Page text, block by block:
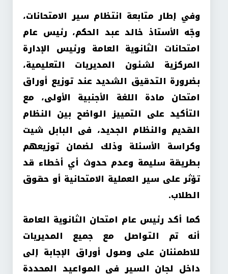
وفي إطار متابعة انتظام سير الامتحانات،
وجّه الأستاذ خالد عبد الحكم، رئيس عام
امتحانات الثانوية العامة ورئيس الإدارة
المركزية لشئون المديريات التعليمية،
بضرورة التدقيق الشديد عند توزيع أوراق
امتحان مادة اللغة الأجنبية الأولى، مع
التأكيد على التمييز الواضح بين النظام
القديم والنظام الجديد، فى البابل شيت
وكراسة الأسئلة وذلك لضمان توزيعهم
بطريقة سليمة وعدم حدوث أي أخطاء قد
تؤثر على سير العملية الامتحانية أو حقوق
الطلاب.
كما أكد رئيس عام امتحان الثانوية العامة
أنه تم التواصل مع جميع المديريات
للاطمئنان على وصول أوراق الإجابة إلى
داخل لجان السير في المواعيد المحددة